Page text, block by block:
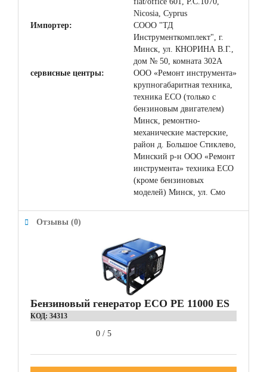
Nicosia, Cyprus
Импортер:
СООО "ТД
Инструменткомплект", г.
Минск, ул. КНОРИНА В.Г.,
дом № 50, комната 302А
сервисные центры:
ООО «Ремонт инструмента»
крупногабаритная техника,
техника ЕСО (только с
бензиновым двигателем)
Минск, ремонтно-
механические мастерские,
район д. Большое Стиклево,
Минский р-н ООО «Ремонт
инструмента» техника ЕСО
(кроме бензиновых
моделей) Минск, ул. Смо
Отзывы (0)
Бензиновый генератор ECO PE 11000 ES
КОД: 34313
0 / 5